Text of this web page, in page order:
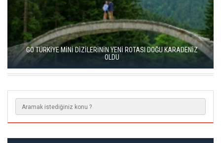
GO TÜRKİYE MİNİ DİZİLERİNİN YENİ ROTASI DOĞU KARADENİZ
OLDU